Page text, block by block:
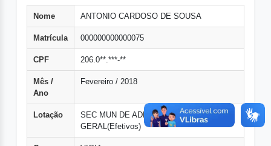
Nome ANTONIO CARDOSO DE SOUSA
Matrícula 000000000000075
CPF 206.0**.***-**
Mês /
Ano
Fevereiro / 2018
Lotação
SEC MUN DE ADMINISTRACAO
GERAL(Efetivos)